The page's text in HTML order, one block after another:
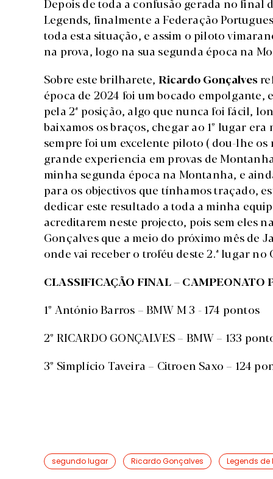
Depois de toda a confusão gerada no final
Legends, finalmente a Federação
toda esta situação, e assim o piloto
na prova, logo na sua segunda época na
Sobre este brilharete, Ricardo Gonçalves
época de 2024 foi um bocado
pela 2ª posição, algo que nunca foi fácil,
baixamos os braços, chegar ao 1º lugar
sempre foi um excelente piloto ( dou-lhe
grande experiencia em provas de
minha segunda época na Montanha, e
para os objectivos que tínhamos traçado,
dedicar este resultado a toda a minha
acreditarem neste projecto, pois sem eles
Gonçalves que a meio do próximo mês de
onde vai receber o troféu deste 2.ª lugar
CLASSIFICAÇÃO FINAL –
1º António Barros – BMW M 3 - 174 pontos
2º RICARDO GONÇALVES – BMW – 133
3º Simplício Taveira – Citroen Saxo – 124
segundo lugar Ricardo Gonçalves Legends